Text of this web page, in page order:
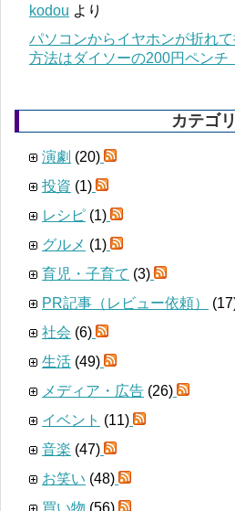
kodou より
パソコンからイヤホンが折れ
方法はダイソーの200円ペンチ
カテゴリ
演劇 (20)
投資 (1)
レシピ (1)
グルメ (1)
育児・子育て (3)
PR記事（レビュー依頼）
社会 (6)
生活 (49)
メディア・広告 (26)
イベント (11)
音楽 (47)
お笑い (48)
買い物 (56)